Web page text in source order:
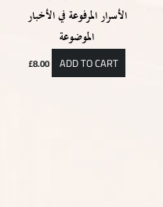
الأسرار المرفوعة في الأخبار
الموضوعة
£8.00 ADD TO CART